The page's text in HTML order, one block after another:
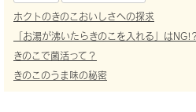
ホクトのきのこおいしさへの探求
「お湯が沸いたらきのこを入れる」はNG!?
きのこで菌活って？
きのこのうま味の秘密